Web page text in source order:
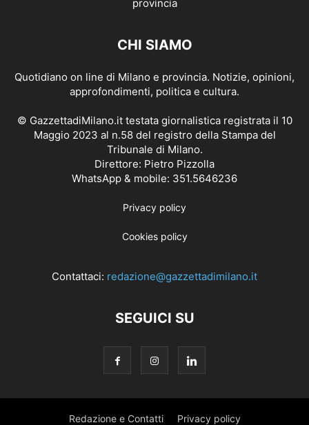
CHI SIAMO
Quotidiano on line di Milano e provincia. Notizie, opinioni,
approfondimenti, politica e cultura.
© GazzettadiMilano.it testata giornalistica registrata il 10
Maggio 2023 al n.58 del registro della Stampa del
Tribunale di Milano.
Direttore: Pietro Pizzolla
WhatsApp & mobile: 351.5646236
Privacy policy
Cookies policy
Contattaci: redazione@gazzettadimilano.it
SEGUICI SU
Redazione e Contatti Privacy policy